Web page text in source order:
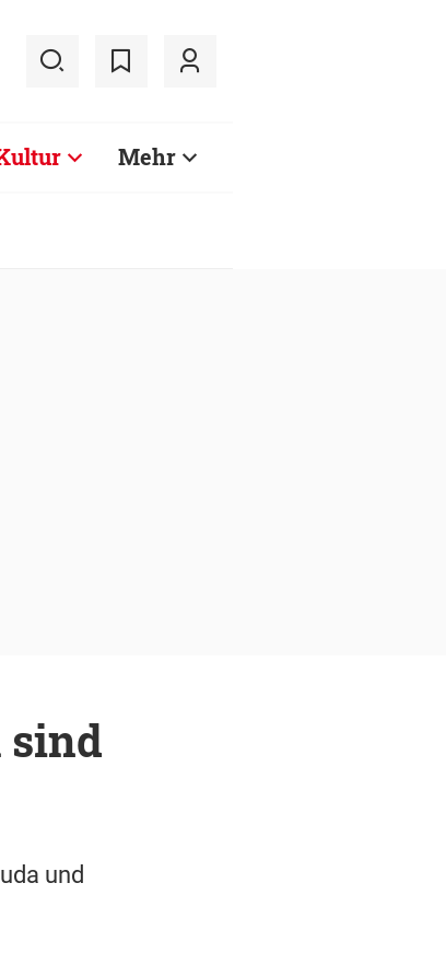
Mehr
sind
und